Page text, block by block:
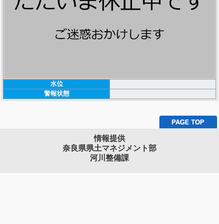
水位
警報状態
PAGE TOP
情報提供
奈良県県土マネジメント部
河川整備課